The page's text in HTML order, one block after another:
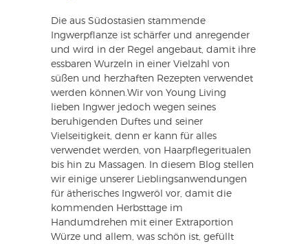
Die aus Südostasien stammende
Ingwerpflanze ist schärfer und anregender
und wird in der Regel angebaut, damit ihre
essbaren Wurzeln in einer Vielzahl von
süßen und herzhaften Rezepten verwendet
werden können.Wir von Young Living
lieben Ingwer jedoch wegen seines
beruhigenden Duftes und seiner
Vielseitigkeit, denn er kann für alles
verwendet werden, von Haarpflegeritualen
bis hin zu Massagen. In diesem Blog stellen
wir einige unserer Lieblingsanwendungen
für ätherisches Ingweröl vor, damit die
kommenden Herbsttage im
Handumdrehen mit einer Extraportion
Würze und allem, was schön ist, gefüllt